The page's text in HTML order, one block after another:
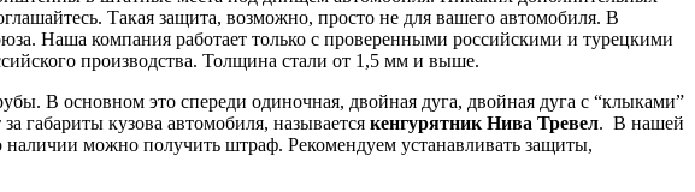
Такая защита, возможно, просто не для вашего автомобиля. В
Наша компания работает только с проверенными российскими и турецкими
производства. Толщина стали от 1,5 мм и выше.
В основном это спереди одиночная, двойная дуга, двойная дуга с “клыками”
габариты кузова автомобиля, называется кенгурятник Нива Тревел. В нашей
наличии можно получить штраф. Рекомендуем устанавливать защиты,